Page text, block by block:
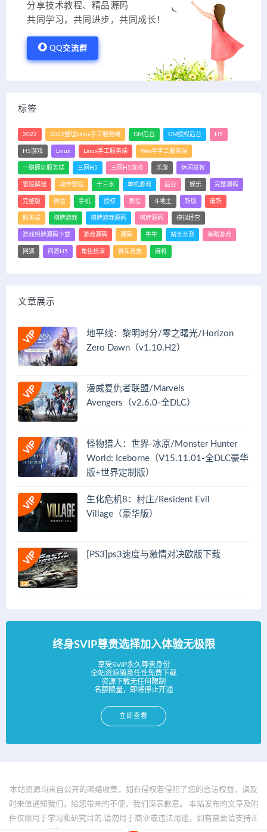
分享技术教程、精品源码
共同学习，共同进步，共同成长！
QQ交流群
标签
2022 2022整理Linux手工服务端 GM后台 GM授权后台 H5
H5游戏 Linux Linux手工服务端 Win半手工服务端
一键即玩服务端 三网H5 三网H5游戏 乐游 休闲益智
冒险解谜 动作冒险 十三水 单机游戏 后台 娱乐 完整源码
完整版 微信 手机 授权 教程 斗地主 新版 最新
服务端 棋牌游戏 棋牌游戏源码 棋牌源码 模拟经营
游戏棋牌源码下载 游戏源码 源码 牛牛 站长亲测 策略游戏
网狐 西游H5 角色扮演 赛车竞技 麻将
文章展示
地平线：黎明时分/零之曙光/Horizon
Zero Dawn（v1.10.H2）
漫威复仇者联盟/Marvels
Avengers（v2.6.0-全DLC）
怪物猎人：世界-冰原/Monster Hunter
World: Iceborne（V15.11.01-全DLC豪华
版+世界定制版）
生化危机8：村庄/Resident Evil
Village（豪华版）
[PS3]ps3速度与激情对决欧版下载
终身SVIP尊贵选择加入体验无极限
享受SVIP永久尊贵身份
全站资源随意任性免费下载
资源下载无任何限制
名额限量，即将停止开通
立即查看
本站资源均来自公开的网络收集，如有侵权若侵犯了您的合法权益，请及
时来信通知我们，给您带来的不便，我们深表歉意。 本站发布的文章及附
件仅限用于学习和研究目的.请勿用于商业或违法用途，如有需要请支持正